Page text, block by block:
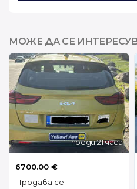
МОЖЕ ДА СЕ
преди 21 часа
6700.00 €
Продава се